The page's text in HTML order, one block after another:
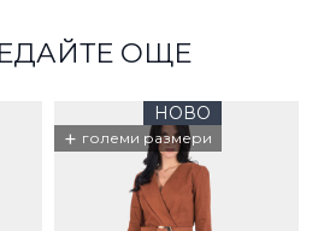
ОЩЕ
НОВО
+ големи размери